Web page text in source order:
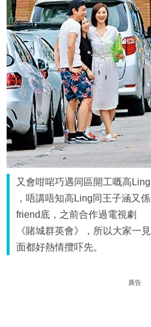
又會咁啱巧遇同區開工嘅高Ling
，唔講唔知高Ling同王子涵又係
friend底，之前合作過電視劇
《賭城群英會》，所以大家一見
面都好熱情攬吓先。
廣告